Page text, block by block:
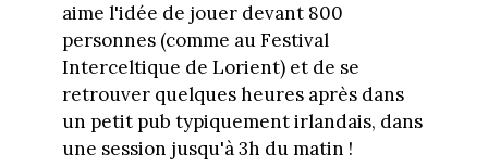
aime l'idée de jouer devant 800
personnes (comme au Festival
Interceltique de Lorient) et de se
retrouver quelques heures après dans
un petit pub typiquement irlandais, dans
une session jusqu'à 3h du matin !